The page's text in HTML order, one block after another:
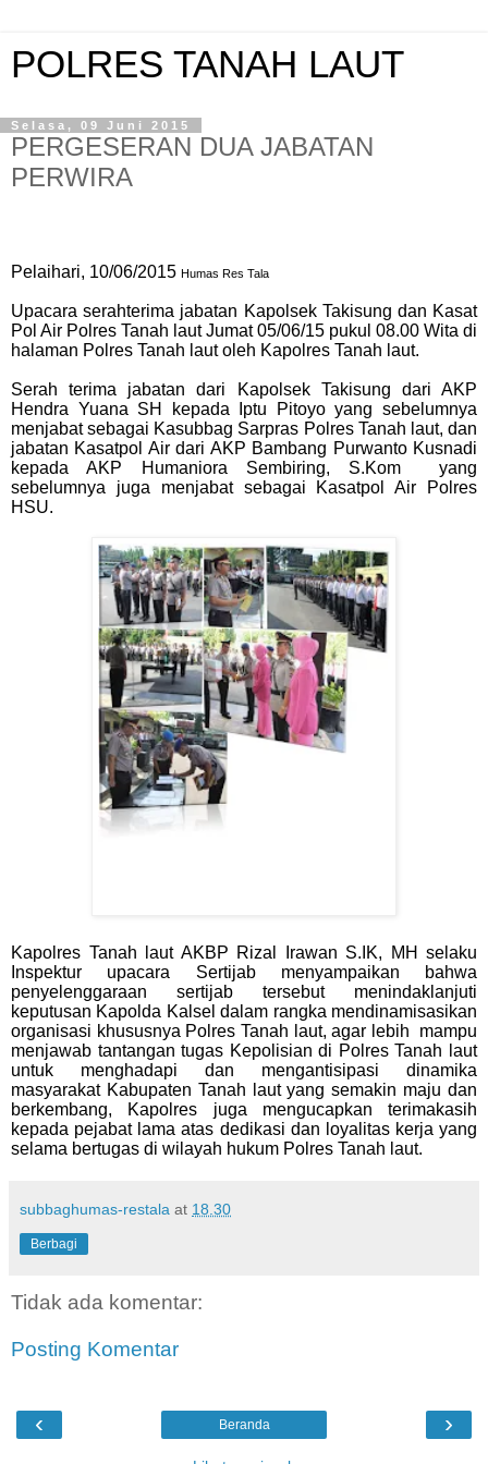
POLRES TANAH LAUT
Selasa, 09 Juni 2015
PERGESERAN DUA JABATAN
PERWIRA
Pelaihari, 10/06/2015 Humas Res Tala
Upacara serahterima jabatan Kapolsek Takisung dan Kasat
Pol Air Polres Tanah laut Jumat 05/06/15 pukul 08.00 Wita di
halaman Polres Tanah laut oleh Kapolres Tanah laut.
Serah terima jabatan dari Kapolsek Takisung dari AKP
Hendra Yuana SH kepada Iptu Pitoyo yang sebelumnya
menjabat sebagai Kasubbag Sarpras Polres Tanah laut, dan
jabatan Kasatpol Air dari AKP Bambang Purwanto Kusnadi
kepada AKP Humaniora Sembiring, S.Kom
yang
sebelumnya juga menjabat sebagai Kasatpol Air Polres
HSU.
Kapolres Tanah laut AKBP Rizal Irawan S.IK, MH selaku
Inspektur upacara Sertijab menyampaikan bahwa
penyelenggaraan sertijab tersebut menindaklanjuti
keputusan Kapolda Kalsel dalam rangka mendinamisasikan
organisasi khususnya Polres Tanah laut, agar lebih
mampu
menjawab tantangan tugas Kepolisian di Polres Tanah laut
untuk menghadapi dan mengantisipasi dinamika
masyarakat Kabupaten Tanah laut yang semakin maju dan
berkembang, Kapolres juga mengucapkan terimakasih
kepada pejabat lama atas dedikasi dan loyalitas kerja yang
selama bertugas di wilayah hukum Polres Tanah laut.
subbaghumas-restala at 18.30
Berbagi
Tidak ada komentar:
Posting Komentar
‹ ›
Beranda